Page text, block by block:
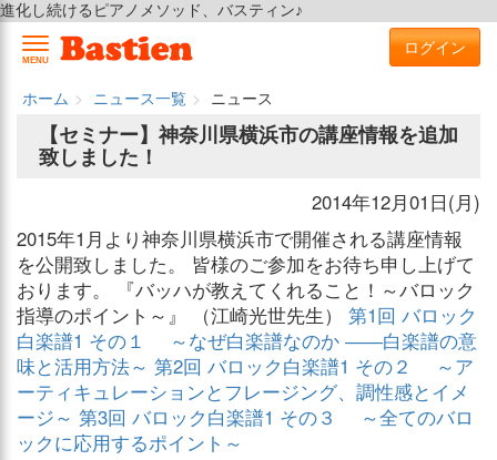
進化し続けるピアノメソッド、バスティン♪
MENU
ログイン
ホーム ニュース一覧
ニュース
【セミナー】神奈川県横浜市の講座情報を追加
致しました！
2014年12月01日(月)
2015年1月より神奈川県横浜市で開催される講座情報
を公開致しました。 皆様のご参加をお待ち申し上げて
おります。 『バッハが教えてくれること！～バロック
指導のポイント～』 （江崎光世先生） 第1回 バロック
白楽譜1 その１ ～なぜ白楽譜なのか ――白楽譜の意
味と活用方法～ 第2回 バロック白楽譜1 その２ ～ア
ーティキュレーションとフレージング、調性感とイメ
ージ～ 第3回 バロック白楽譜1 その３ ～全てのバロ
ックに応用するポイント～